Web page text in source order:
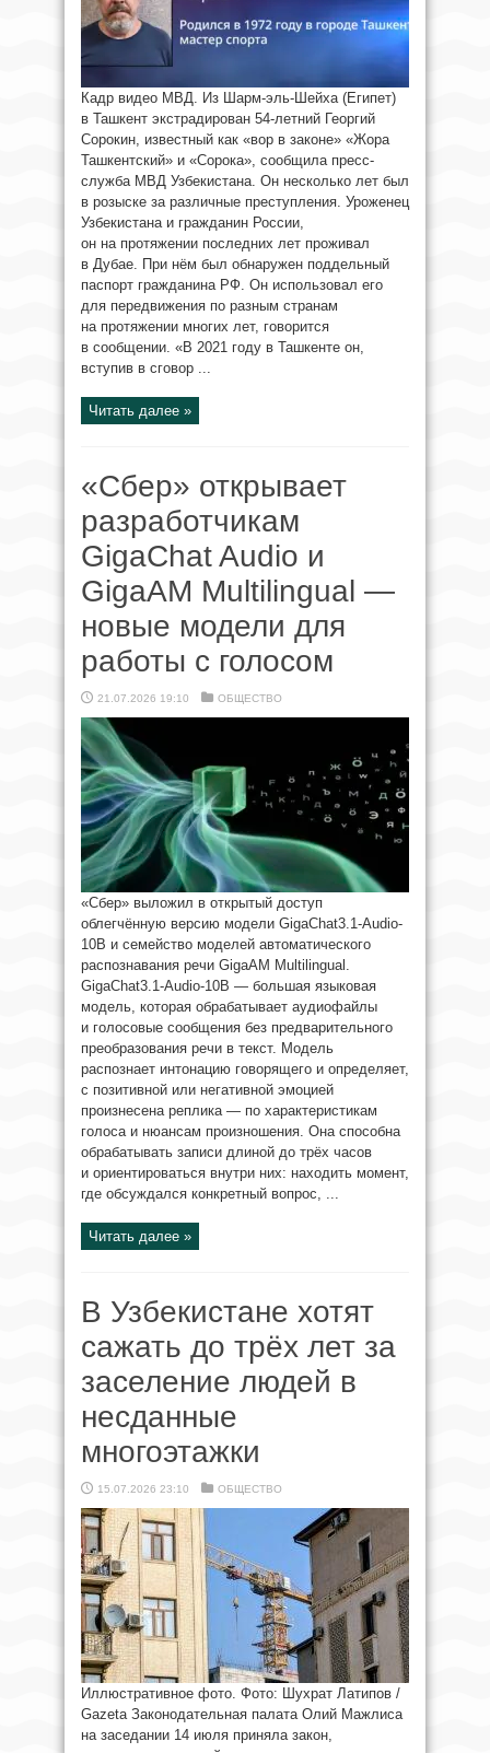
Кадр видео МВД. Из Шарм-эль-Шейха (Египет)
в Ташкент экстрадирован 54-летний Георгий
Сорокин, известный как «вор в законе» «Жора
Ташкентский» и «Сорока», сообщила пресс-
служба МВД Узбекистана. Он несколько лет был
в розыске за различные преступления. Уроженец
Узбекистана и гражданин России,
он на протяжении последних лет проживал
в Дубае. При нём был обнаружен поддельный
паспорт гражданина РФ. Он использовал его
для передвижения по разным странам
на протяжении многих лет, говорится
в сообщении. «В 2021 году в Ташкенте он,
вступив в сговор ...
Читать далее »
«Сбер» открывает
разработчикам
GigaChat Audio и
GigaAM Multilingual —
новые модели для
работы с голосом
21.07.2026 19:10 ОБЩЕСТВО
«Сбер» выложил в открытый доступ
облегчённую версию модели GigaChat3.1-Audio-
10B и семейство моделей автоматического
распознавания речи GigaAM Multilingual.
GigaChat3.1-Audio-10B — большая языковая
модель, которая обрабатывает аудиофайлы
и голосовые сообщения без предварительного
преобразования речи в текст. Модель
распознает интонацию говорящего и определяет,
с позитивной или негативной эмоцией
произнесена реплика — по характеристикам
голоса и нюансам произношения. Она способна
обрабатывать записи длиной до трёх часов
и ориентироваться внутри них: находить момент,
где обсуждался конкретный вопрос, ...
Читать далее »
В Узбекистане хотят
сажать до трёх лет за
заселение людей в
несданные
многоэтажки
15.07.2026 23:10 ОБЩЕСТВО
Иллюстративное фото. Фото: Шухрат Латипов /
Gazeta Законодательная палата Олий Мажлиса
на заседании 14 июля приняла закон,